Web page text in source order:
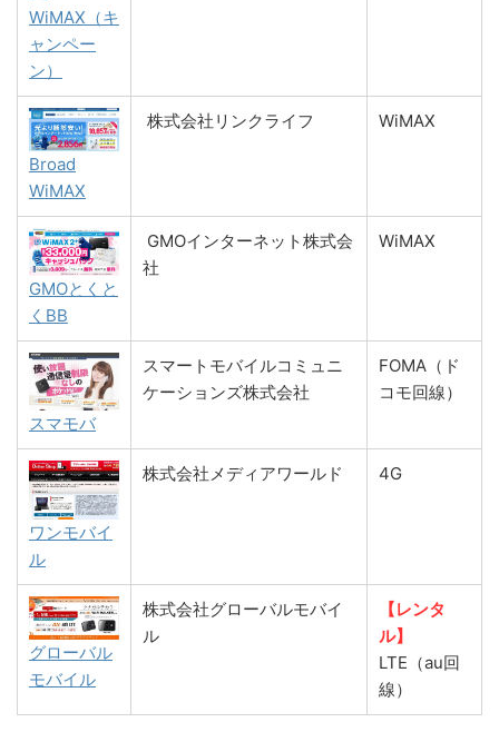
WiMAX（キ
ャンペー
ン）
Broad
WiMAX
株式会社リンクライフ WiMAX
GMOとくと
くBB
GMOインターネット株式会
社
WiMAX
スマモバ
スマートモバイルコミュニ
ケーションズ株式会社
FOMA（ド
コモ回線）
ワンモバイ
ル
株式会社メディアワールド 4G
グローバル
モバイル
株式会社グローバルモバイ
ル
【レンタ
ル】
LTE（au回
線）